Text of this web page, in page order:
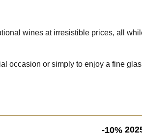
wines at irresistible prices, all
occasion or simply to enjoy a fine
-10%